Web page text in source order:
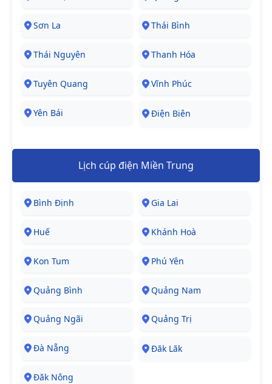
Sơn La Thái Bình
Thái Nguyên Thanh Hóa
Tuyên Quang Vĩnh Phúc
Yên Bái Điện Biên
Lịch cúp điện Miền Trung
Bình Định Gia Lai
Huế Khánh Hoà
Kon Tum Phú Yên
Quảng Bình Quảng Nam
Quảng Ngãi Quảng Trị
Đà Nẵng Đăk Lăk
Đăk Nông